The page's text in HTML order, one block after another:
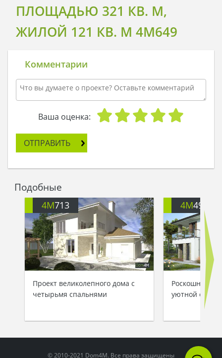
ПЛОЩАДЬЮ 321 КВ. М,
ЖИЛОЙ 121 КВ. М 4M649
Комментарии
Ваша оценка:
ОТПРАВИТЬ
Подобные
4M713
Проект великолепного дома с
четырьмя спальнями
4M499
Роскошный
уютной
© 2010-2021 Dom4M. Все права защищены